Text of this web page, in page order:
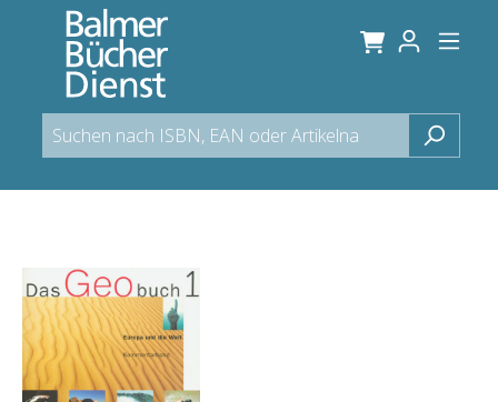
springen
Bildergalerie überspringen